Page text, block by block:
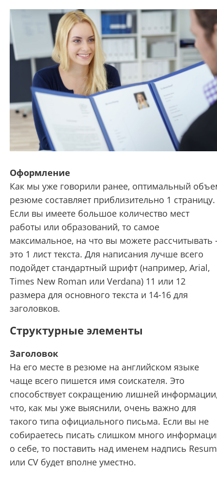
Оформление
Как мы уже говорили ранее, оптимальный
резюме составляет приблизительно 1 страницу.
Если вы имеете большое количество мест
работы или образований, то самое
максимальное, на что вы можете рассчитывать
это 1 лист текста. Для написания лучше всего
подойдет стандартный шрифт (например, Arial,
Times New Roman или Verdana) 11 или 12
размера для основного текста и 14-16 для
заголовков.
Структурные элементы
Заголовок
На его месте в резюме на английском языке
чаще всего пишется имя соискателя. Это
способствует сокращению лишней
что, как мы уже выяснили, очень важно для
такого типа официального письма. Если вы не
собираетесь писать слишком много
о себе, то поставить над именем надпись
или CV будет вполне уместно.